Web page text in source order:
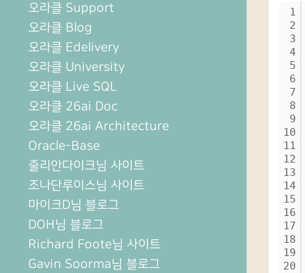
오라클 Support
오라클 Blog
오라클 Edelivery
오라클 University
오라클 Live SQL
오라클 26ai Doc
오라클 26ai Architecture
Oracle-Base
줄리안다이크님 사이트
조나단루이스님 사이트
마이크D님 블로그
DOH님 블로그
Richard Foote님 사이트
Gavin Soorma님 블로그
1
2
3
4
5
6
7
8
9
10
11
12
13
14
15
16
17
18
19
20